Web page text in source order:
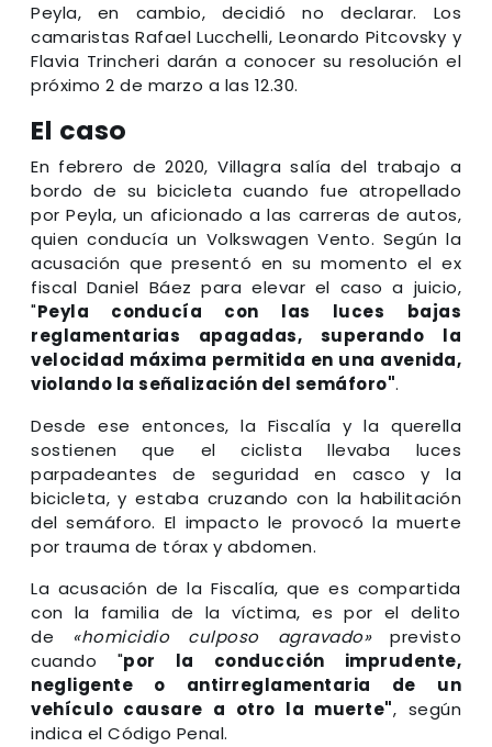
Peyla, en cambio, decidió no declarar. Los
camaristas Rafael Lucchelli, Leonardo Pitcovsky y
Flavia Trincheri darán a conocer su resolución el
próximo 2 de marzo a las 12.30.
El caso
En febrero de 2020, Villagra salía del trabajo a
bordo de su bicicleta cuando fue atropellado
por Peyla, un aficionado a las carreras de autos,
quien conducía un Volkswagen Vento. Según la
acusación que presentó en su momento el ex
fiscal Daniel Báez para elevar el caso a juicio,
"Peyla conducía con las luces bajas
reglamentarias apagadas, superando la
velocidad máxima permitida en una avenida,
violando la señalización del semáforo".
Desde ese entonces, la Fiscalía y la querella
sostienen que el ciclista llevaba luces
parpadeantes de seguridad en casco y la
bicicleta, y estaba cruzando con la habilitación
del semáforo. El impacto le provocó la muerte
por trauma de tórax y abdomen.
La acusación de la Fiscalía, que es compartida
con la familia de la víctima, es por el delito
de «homicidio culposo agravado»previsto
cuando "por la conducción imprudente,
negligente o antirreglamentaria de un
vehículo causare a otro la muerte", según
indica el Código Penal.